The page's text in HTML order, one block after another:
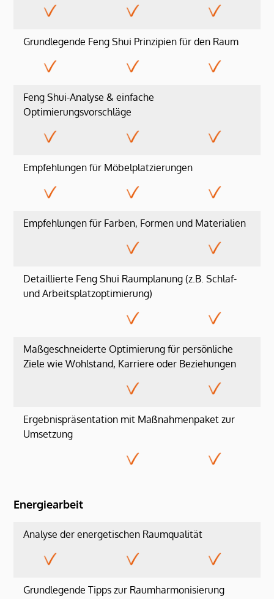
Grundlegende Feng Shui Prinzipien für den Raum
Feng Shui-Analyse & einfache
Optimierungsvorschläge
Empfehlungen für Möbelplatzierungen
Empfehlungen für Farben, Formen und Materialien
Detaillierte Feng Shui Raumplanung (z.B. Schlaf-
und Arbeitsplatzoptimierung)
Maßgeschneiderte Optimierung für persönliche
Ziele wie Wohlstand, Karriere oder Beziehungen
Ergebnispräsentation mit Maßnahmenpaket zur
Umsetzung
Energiearbeit
Analyse der energetischen Raumqualität
Grundlegende Tipps zur Raumharmonisierung